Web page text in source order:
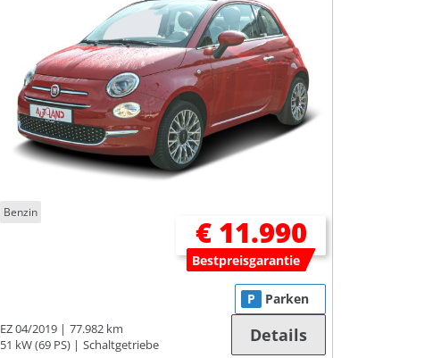
Benzin
€ 11.990
Bestpreisgarantie
EZ 04/2019
77.982 km
51 kW (69 PS)
Schaltgetriebe
P Parken
Details